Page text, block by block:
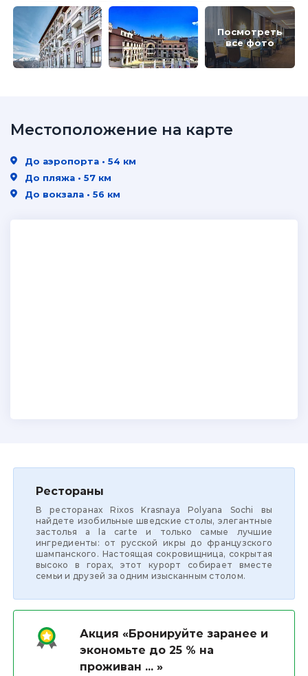
Посмотреть
все фото
Рестораны
В ресторанах Rixos Krasnaya Polyana Sochi вы
найдете изобильные шведские столы, элегантные
застолья a la carte и только самые лучшие
ингредиенты: от русской икры до французского
шампанского. Настоящая сокровищница, сокрытая
высоко в горах, этот курорт собирает вместе
семьи и друзей за одним изысканным столом.
Акция «Бронируйте заранее и
экономьте до 25 % на
проживан ... »
Местоположение на карте
До аэропорта • 54 км
До пляжа • 57 км
До вокзала • 56 км